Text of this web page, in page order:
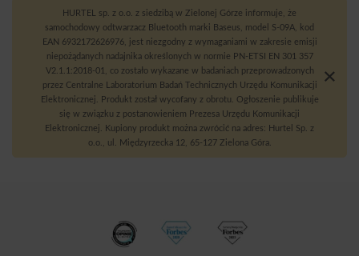
HURTEL sp. z o.o. z siedzibą w Zielonej Górze informuje, że
samochodowy odtwarzacz Bluetooth marki Baseus, model S-09A, kod
EAN 6932172626976, jest niezgodny z wymaganiami w zakresie emisji
niepożądanych nadajnika określonych w normie PN-ETSI EN 301 357
V2.1.1:2018-01, co zostało wykazane w badaniach przeprowadzonych
przez Centralne Laboratorium Badań Technicznych Urzędu Komunikacji
Elektronicznej. Produkt został wycofany z obrotu. Ogłoszenie publikuje
się w związku z postanowieniem Prezesa Urzędu Komunikacji
Elektronicznej. Kupiony produkt można zwrócić na adres: Hurtel Sp. z
o.o., ul. Międzyrzecka 12, 65-127 Zielona Góra.